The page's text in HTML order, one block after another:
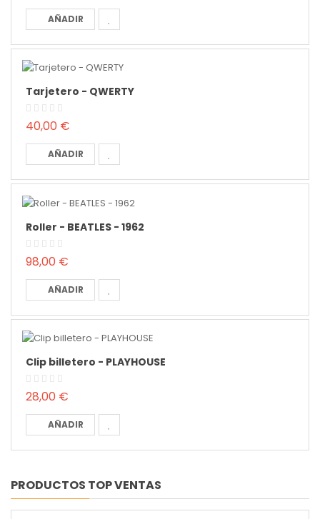
AÑADIR
Tarjetero - QWERTY
40,00 €
AÑADIR
Roller - BEATLES - 1962
98,00 €
AÑADIR
Clip billetero - PLAYHOUSE
28,00 €
AÑADIR
PRODUCTOS TOP VENTAS